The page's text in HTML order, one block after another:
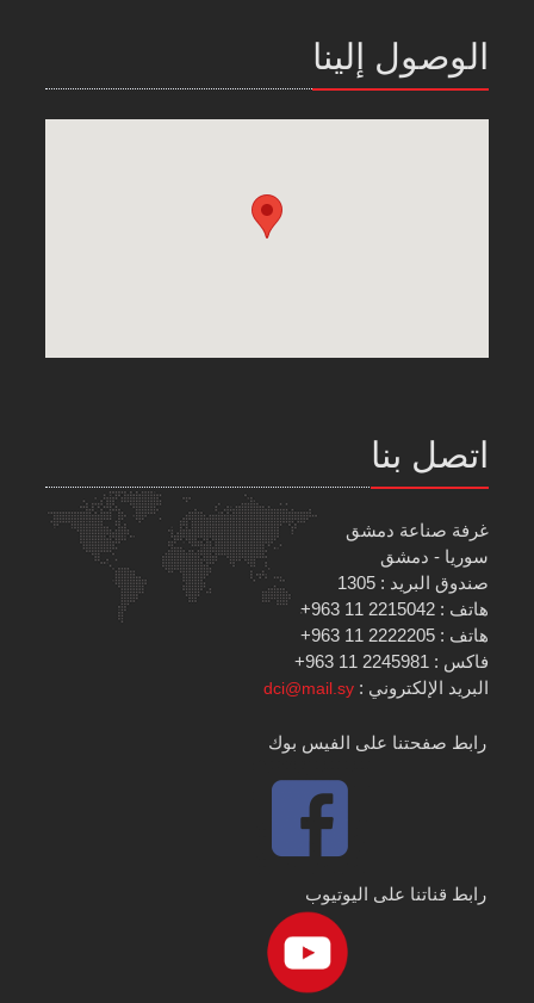
الوصول إلينا
اتصل بنا
غرفة صناعة دمشق
سوريا - دمشق
صندوق البريد : 1305
هاتف : 2215042 11 963+
هاتف : 2222205 11 963+
فاكس : 2245981 11 963+
البريد الإلكتروني :dci@mail.sy
رابط صفحتنا على الفيس بوك
رابط قناتنا على اليوتيوب